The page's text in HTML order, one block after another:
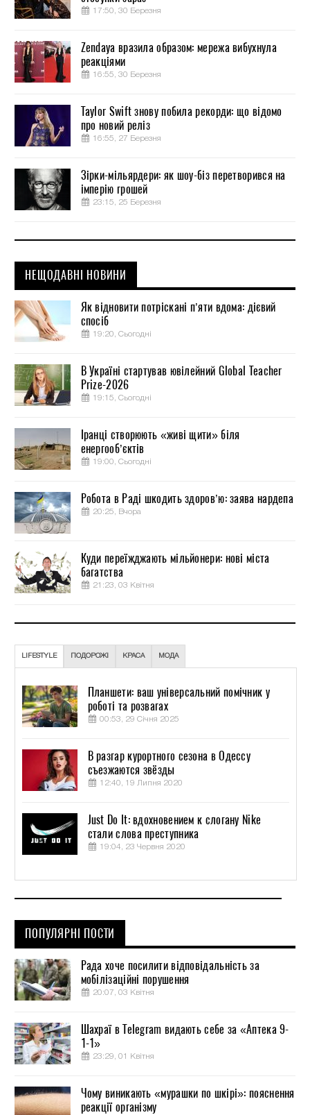
17:50, 30 Березня
Zendaya вразила образом: мережа вибухнула
реакціями
16:55, 30 Березня
Taylor Swift знову побила рекорди: що відомо
про новий реліз
16:55, 27 Березня
Зірки-мільярдери: як шоу-біз перетворився на
імперію грошей
23:15, 25 Березня
НЕЩОДАВНІ НОВИНИ
Як відновити потріскані п’яти вдома: дієвий
спосіб
19:20, Сьогодні
В Україні стартував ювілейний Global Teacher
Prize-2026
19:15, Сьогодні
Іранці створюють «живі щити» біля
енергооб’єктів
19:00, Сьогодні
Робота в Раді шкодить здоров’ю: заява нардепа
20:25, Вчора
Куди переїжджають мільйонери: нові міста
багатства
21:23, 03 Квітня
LIFESTYLE ПОДОРОЖІ КРАСА МОДА
Планшети: ваш універсальний помічник у
роботі та розвагах
00:53, 29 Січня 2025
В разгар курортного сезона в Одессу
съезжаются звёзды
12:40, 19 Липня 2020
Just Do It: вдохновением к слогану Nike
стали слова преступника
19:04, 23 Червня 2020
ПОПУЛЯРНІ ПОСТИ
Рада хоче посилити відповідальність за
мобілізаційні порушення
20:07, 03 Квітня
Шахраї в Telegram видають себе за «Аптека 9-
1-1»
23:29, 01 Квітня
Чому виникають «мурашки по шкірі»: пояснення
реакції організму